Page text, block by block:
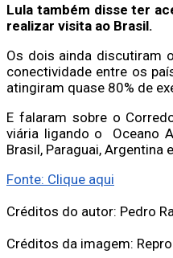
Lula também disse ter
realizar visita ao Brasil.
Os dois ainda discutiram
conectividade entre os
atingiram quase 80% de
E falaram sobre o
viária ligando o Oceano
Brasil, Paraguai, Argentina
Fonte: Clique aqui
Créditos do autor: Pedro
Créditos da imagem: